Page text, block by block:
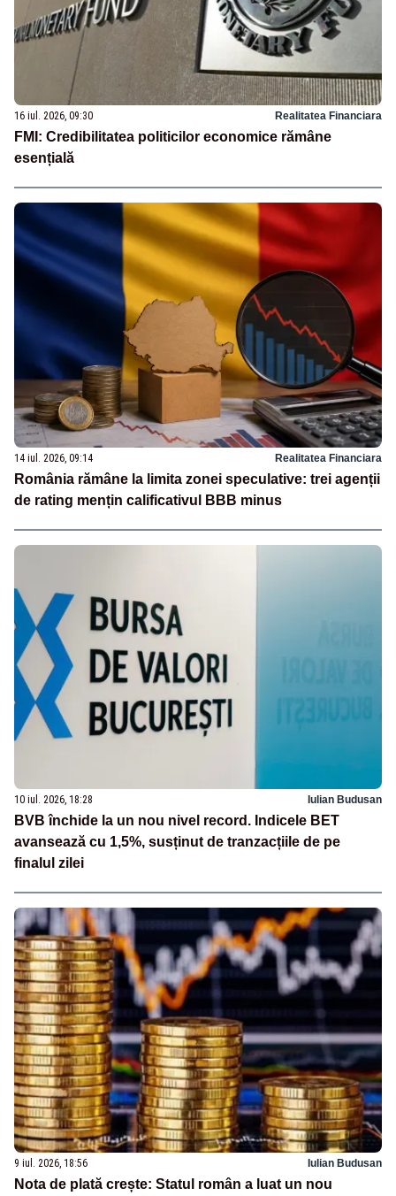
16 iul. 2026, 09:30 Realitatea Financiara
FMI: Credibilitatea politicilor economice rămâne
esențială
14 iul. 2026, 09:14 Realitatea Financiara
România rămâne la limita zonei speculative: trei agenții
de rating mențin calificativul BBB minus
10 iul. 2026, 18:28 Iulian Budusan
BVB închide la un nou nivel record. Indicele BET
avansează cu 1,5%, susținut de tranzacțiile de pe
finalul zilei
9 iul. 2026, 18:56 Iulian Budusan
Nota de plată crește: Statul român a luat un nou